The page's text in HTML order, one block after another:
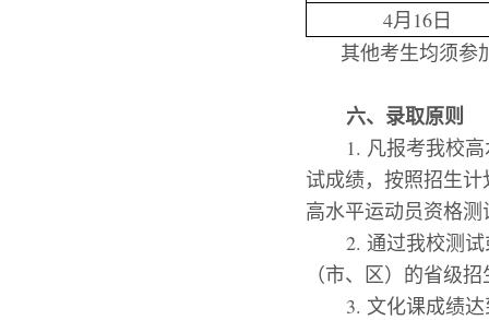
4月 16日
其他考生均须参
六、录取原则
1. 凡报考我校
试成绩，按照招生计
高水平运动员资格
2. 通过我校测
（市、区）的省级
3. 文化课成绩